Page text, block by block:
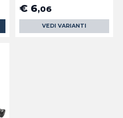
€ 6,06
VEDI VARIANTI